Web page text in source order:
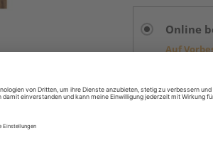
Online
Auf
Beim